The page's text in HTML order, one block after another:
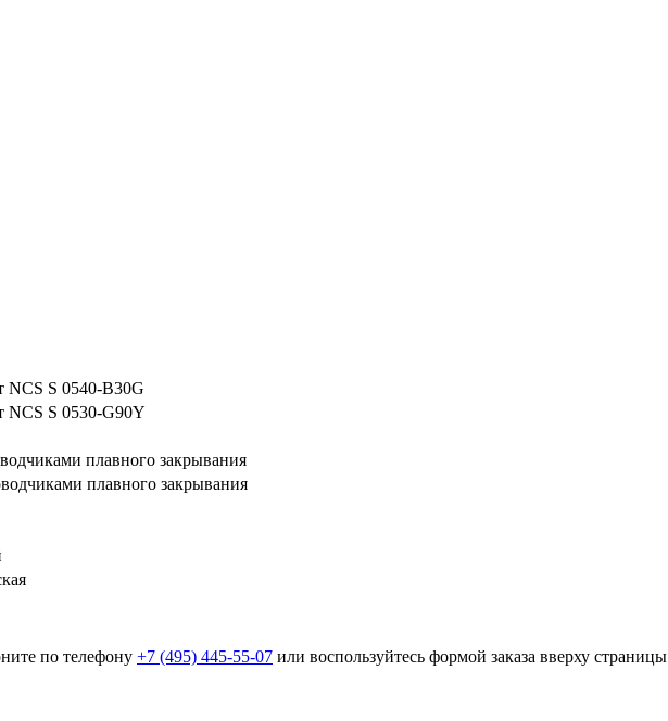
NCS S 0540-B30G
NCS S 0530-G90Y
плавного закрывания
плавного закрывания
по телефону +7 (495) 445-55-07 или воспользуйтесь формой заказа вверху страницы